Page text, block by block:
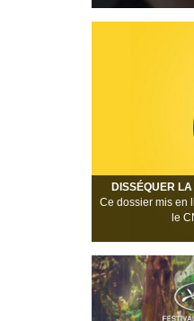
DISSÉQUER
Ce dossier mis en
le